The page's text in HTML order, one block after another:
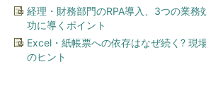
経理・財務部門のRPA導入、3つの業務
功に導くポイント
Excel・紙帳票への依存はなぜ続く? 現
のヒント